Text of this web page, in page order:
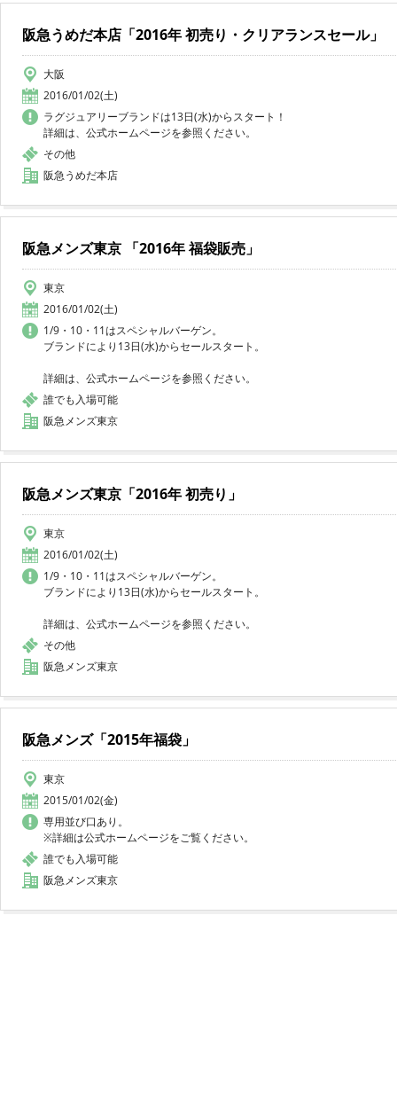
阪急うめだ本店「2016年 初売り・クリアランスセール」
大阪
2016/01/02(土)
ラグジュアリーブランドは13日(水)からスタート！
詳細は、公式ホームページを参照ください。
その他
阪急うめだ本店
阪急メンズ東京 「2016年 福袋販売」
東京
2016/01/02(土)
1/9・10・11はスペシャルバーゲン。
ブランドにより13日(水)からセールスタート。
詳細は、公式ホームページを参照ください。
誰でも入場可能
阪急メンズ東京
阪急メンズ東京「2016年 初売り」
東京
2016/01/02(土)
1/9・10・11はスペシャルバーゲン。
ブランドにより13日(水)からセールスタート。
詳細は、公式ホームページを参照ください。
その他
阪急メンズ東京
阪急メンズ「2015年福袋」
東京
2015/01/02(金)
専用並び口あり。
※詳細は公式ホームページをご覧ください。
誰でも入場可能
阪急メンズ東京